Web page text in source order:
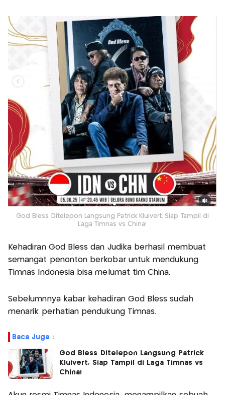
God Bless Ditelepon Langsung Patrick Kluivert, Siap Tampil di
Laga Timnas vs China!
Kehadiran God Bless dan Judika berhasil membuat
semangat penonton berkobar untuk mendukung
Timnas Indonesia bisa melumat tim China.
Sebelumnnya kabar kehadiran God Bless sudah
menarik perhatian pendukung Timnas.
Baca Juga :
God Bless Ditelepon Langsung Patrick
Kluivert, Siap Tampil di Laga Timnas vs
China!